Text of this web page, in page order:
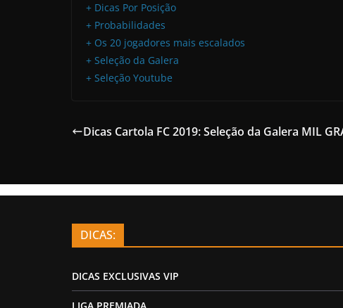
+ Dicas Por Posição
+ Probabilidades
+ Os 20 jogadores mais escalados
+ Seleção da Galera
+ Seleção Youtube
Dicas Cartola FC 2019: Seleção da Galera MIL
DICAS:
DICAS EXCLUSIVAS VIP